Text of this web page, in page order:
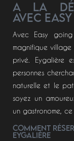
A la
avec
Avec Easy
magnifique village
privé. Eygalière
personnes
naturelle et le
soyez un
un gastronome,
Comment
Eygalière